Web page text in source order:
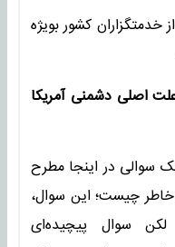
خدمتگزاران کشور بویژه
اصلی دشمنی آمریکا
سوالی در اینجا مطرح
خاطر چیست؛ این سوال،
سوال پیچیده‌ای